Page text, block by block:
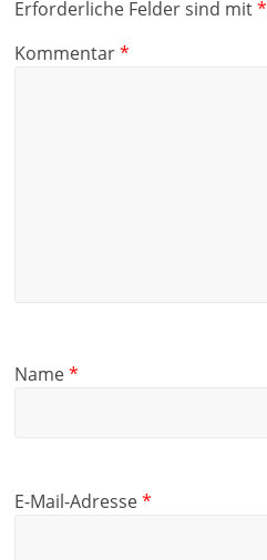
Erforderliche Felder sind mit*
Kommentar*
Name*
E-Mail-Adresse*